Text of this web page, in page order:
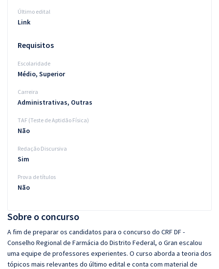
Sobre o concurso
A fim de preparar os candidatos para o concurso do CRF DF -
Conselho Regional de Farmácia do Distrito Federal, o Gran escalou
uma equipe de professores experientes. O curso aborda a teoria dos
tópicos mais relevantes do último edital e conta com material de
Último edital
Link
Requisitos
Escolaridade
Médio, Superior
Carreira
Administrativas, Outras
TAF (Teste de Aptidão Física)
Não
Redação Discursiva
Sim
Prova de títulos
Não